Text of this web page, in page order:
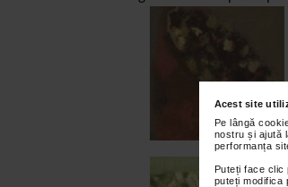
Acest site
Pe lângă
nostru și ajută
performanța
Puteți face clic
puteți modifica